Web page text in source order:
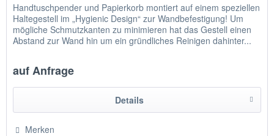
Handtuschpender und Papierkorb montiert auf einem speziellen
Haltegestell im „Hygienic Design“ zur Wandbefestigung! Um
mögliche Schmutzkanten zu minimieren hat das Gestell einen
Abstand zur Wand hin um ein gründliches Reinigen dahinter...
auf Anfrage
Details
Merken